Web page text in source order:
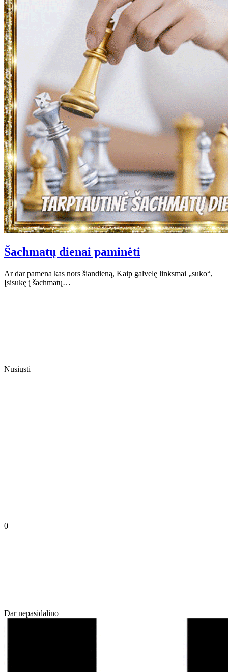
Šachmatų dienai paminėti
Ar dar pamena kas nors šiandieną, Kaip galvelę linksmai „suko“,
Įsisukę į šachmatų…
Nusiųsti
0
Dar nepasidalino